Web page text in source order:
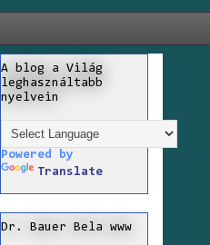
A blog a Világ
leghasználtabb
nyelvein
Powered by
Translate
Dr. Bauer Bela www